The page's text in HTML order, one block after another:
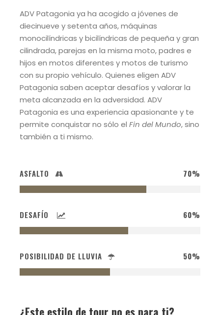
ADV Patagonia ya ha acogido a jóvenes de
diecinueve y setenta años, máquinas
monocilíndricas y bicilíndricas de pequeña y gran
cilindrada, parejas en la misma moto, padres e
hijos en motos diferentes y motos de turismo
con su propio vehículo. Quienes eligen ADV
Patagonia saben aceptar desafíos y valorar la
meta alcanzada en la adversidad. ADV
Patagonia es una experiencia apasionante y te
permite conquistar no sólo el Fin del Mundo, sino
también a ti mismo.
ASFALTO 70%
DESAFÍO 60%
POSIBILIDAD DE LLUVIA 50%
¿Este estilo de tour no es para ti?